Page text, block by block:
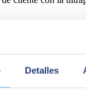
Detalles
en Headless
CDP,
y
la